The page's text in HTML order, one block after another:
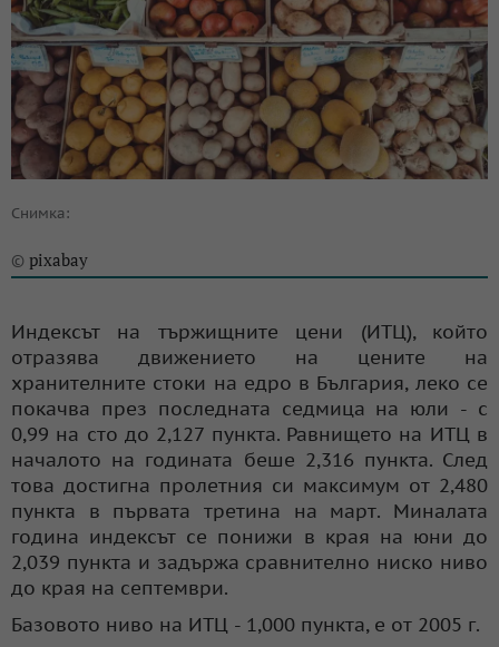
Снимка:
© pixabay
Индексът на тържищните цени (ИТЦ), който
отразява движението на цените на
хранителните стоки на едро в България, леко се
покачва през последната седмица на юли - с
0,99 на сто до 2,127 пункта. Равнището на ИТЦ в
началото на годината беше 2,316 пункта. След
това достигна пролетния си максимум от 2,480
пункта в първата третина на март. Миналата
година индексът се понижи в края на юни до
2,039 пункта и задържа сравнително ниско ниво
до края на септември.
Базовото ниво на ИТЦ - 1,000 пункта, е от 2005 г.